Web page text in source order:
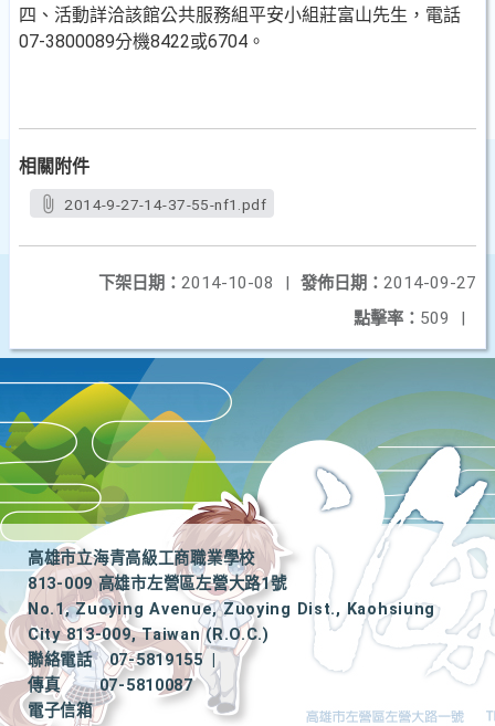
四、活動詳洽該館公共服務組平安小組莊富山先生，電話
07-3800089分機8422或6704。
相關附件
2014-9-27-14-37-55-nf1.pdf
發佈日期： 2014-09-27
下架日期： 2014-10-08
|
點擊率： 509 |
高雄市立海青高級工商職業學校
813-009 高雄市左營區左營大路1號
No.1, Zuoying Avenue, Zuoying Dist., Kaohsiung
City 813-009, Taiwan (R.O.C.)
聯絡電話
07-5819155
|
傳真
07-5810087
電子信箱